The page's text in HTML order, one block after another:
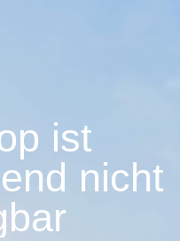
ist
nicht